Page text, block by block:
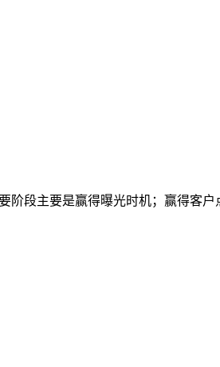
阶段主要是赢得曝光时机；赢得客户